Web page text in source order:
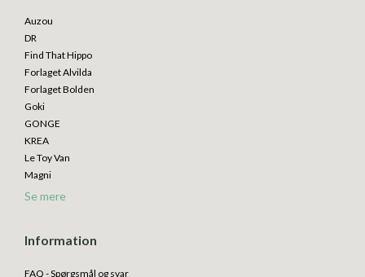
Auzou
DR
Find That Hippo
Forlaget Alvilda
Forlaget Bolden
Goki
GONGE
KREA
Le Toy Van
Magni
Se mere
Information
FAQ - Spørgsmål og svar